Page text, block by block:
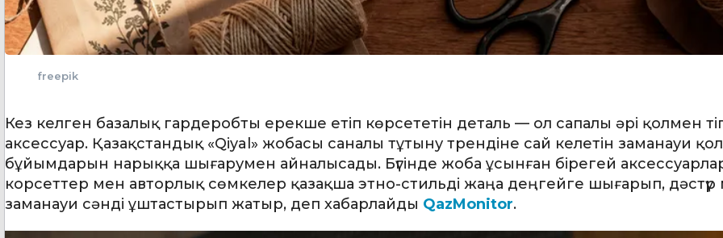
freepik
Кез келген базалық гардеробты ерекше етіп көрсететін деталь — ол сапалы әрі қолмен
аксессуар. Қазақстандық «Qiyal» жобасы саналы тұтыну трендіне сай келетін заманауи
бұйымдарын нарыққа шығарумен айналысады. Бүгінде жоба ұсынған бірегей
корсеттер мен авторлық сөмкелер қазақша этно-стильді жаңа деңгейге шығарып,
заманауи сәнді ұштастырып жатыр, деп хабарлайды QazMonitor.